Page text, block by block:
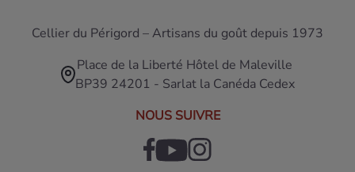
Cellier du Périgord – Artisans du goût depuis 1973
Place de la Liberté Hôtel de Maleville
BP39 24201 - Sarlat la Canéda Cedex
NOUS SUIVRE